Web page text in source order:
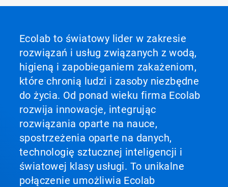
Ecolab to światowy lider w zakresie
rozwiązań i usług związanych z wodą,
higieną i zapobieganiem zakażeniom,
które chronią ludzi i zasoby niezbędne
do życia. Od ponad wieku firma Ecolab
rozwija innowacje, integrując
rozwiązania oparte na nauce,
spostrzeżenia oparte na danych,
technologię sztucznej inteligencji i
światowej klasy usługi. To unikalne
połączenie umożliwia Ecolab